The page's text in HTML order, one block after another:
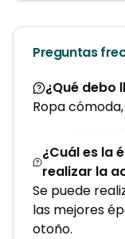
Preguntas
¿Qué debo
Ropa
¿Cuál es la
realizar la
Se puede
las mejores
otoño.